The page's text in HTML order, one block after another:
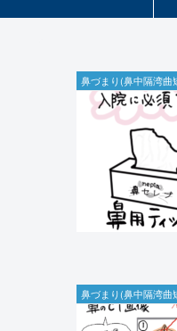
鼻づまり(鼻中隔湾曲
鼻づまり(鼻中隔湾曲